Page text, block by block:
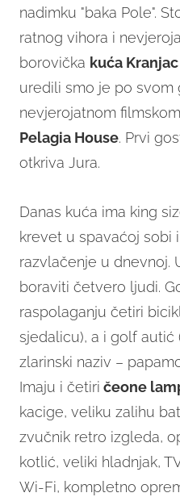
nadimku "baka Pole".
ratnog vihora i
borovička kuća Kranjac
uredili smo je po svom
nevjerojatnom
Pelagia House. Prvi
otkriva Jura.
Danas kuća ima king
krevet u spavaćoj sobi
razvlačenje u dnevnoj.
boraviti četvero ljudi.
raspolaganju četiri
sjedalicu), a i golf autić
zlarinski naziv –
Imaju i četiri čeone
kacige, veliku zalihu
zvučnik retro izgleda,
kotlić, veliki hladnjak,
Wi-Fi, kompletno